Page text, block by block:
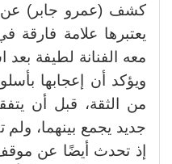
كشف (عمرو جابر) عن
يعتبرها علامة فارقة
معه الفنانة لطيفة بعد
ويؤكد أن إعجابها
من الثقة، قبل أن
جديد يجمع بينهما، ولم
إذ تحدث أيضًا عن